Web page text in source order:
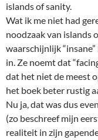
islands of sanity.
Wat ik me niet had
noodzaak van islands
waarschijnlijk
in. Ze noemt dat
dat het niet de meest
het boek beter rustig
Nu ja, dat was dus
(zo beschreef mijn
realiteit in zijn